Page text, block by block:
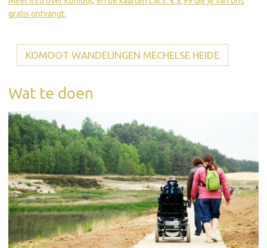
gratis ontvangt.
KOMOOT WANDELINGEN MECHELSE HEIDE
Wat te doen